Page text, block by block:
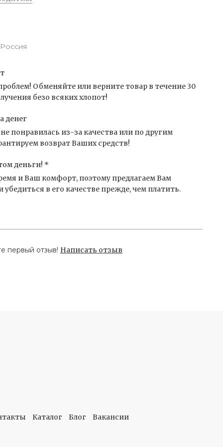
Россия
Обменяйте или верните товар в течение 30
безо всяких хлопот!
денег
понравилась из-за качества или по другим
возврат Ваших средств!
деньги! *
и Ваш комфорт, поэтому предлагаем Вам
убедиться в его качестве прежде, чем платить.
первый отзыв! Написать отзыв
Каталог Блог Вакансии